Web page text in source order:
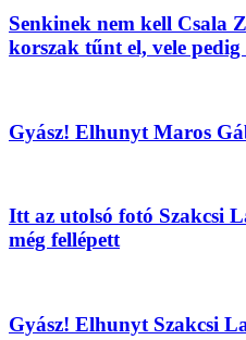
Senkinek nem kell Csala
korszak tűnt el, vele
Gyász! Elhunyt Maros
Itt az utolsó fotó Szakcsi
még fellépett
Gyász! Elhunyt Szakcsi